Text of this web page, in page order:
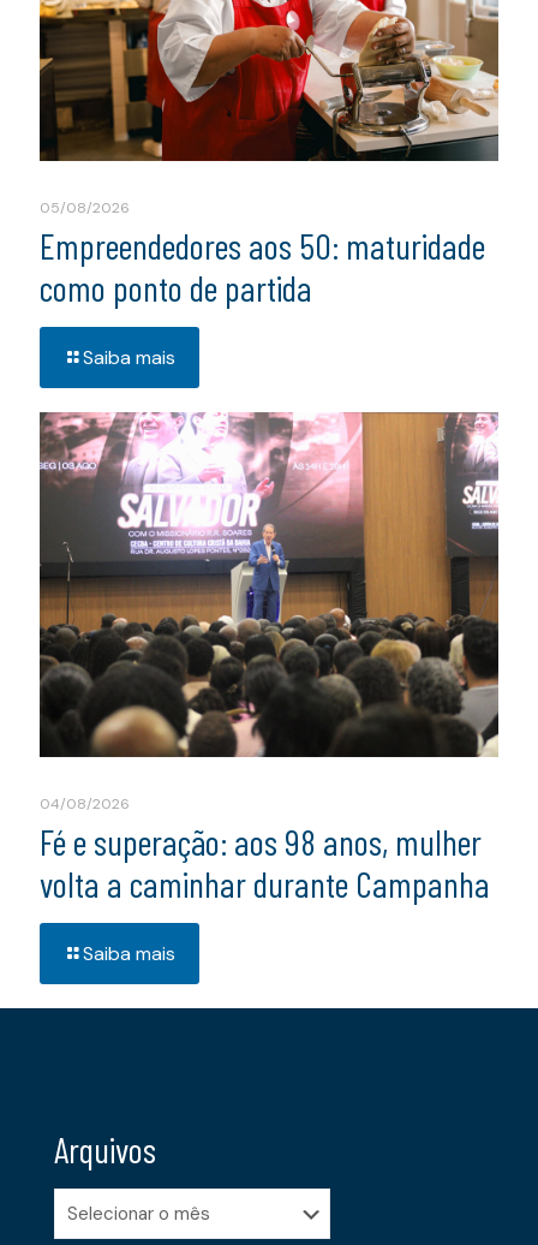
05/08/2026
Empreendedores aos 50: maturidade
como ponto de partida
Saiba mais
04/08/2026
Fé e superação: aos 98 anos, mulher
volta a caminhar durante Campanha
Saiba mais
Arquivos
Arquivos